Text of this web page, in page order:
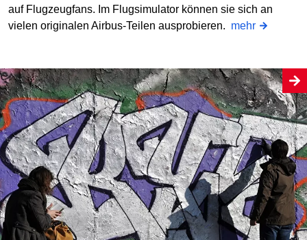
auf Flugzeugfans. Im Flugsimulator können sie sich an
vielen originalen Airbus-Teilen ausprobieren. mehr